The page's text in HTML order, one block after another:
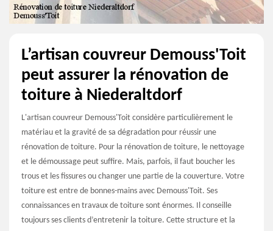
L’artisan couvreur Demouss'Toit
peut assurer la rénovation de
toiture à Niederaltdorf
L'artisan couvreur Demouss'Toit considère particulièrement le
matériau et la gravité de sa dégradation pour réussir une
rénovation de toiture. Pour la rénovation de toiture, le nettoyage
et le démoussage peut suffire. Mais, parfois, il faut boucher les
trous et les fissures ou changer une partie de la couverture. Votre
toiture est entre de bonnes-mains avec Demouss'Toit. Ses
connaissances en travaux de toiture sont énormes. Il conseille
toujours ses clients d’entretenir la toiture. Cette structure et la